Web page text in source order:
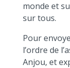
monde et
sur tous.
Pour
l’ordre de
Anjou, et